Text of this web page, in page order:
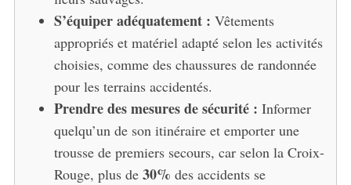
S’équiper adéquatement : Vêtements
appropriés et matériel adapté selon les activités
choisies, comme des chaussures de randonnée
pour les terrains accidentés.
Prendre des mesures de sécurité : Informer
quelqu’un de son itinéraire et emporter une
trousse de premiers secours, car selon la Croix-
Rouge, plus de 30% des accidents se